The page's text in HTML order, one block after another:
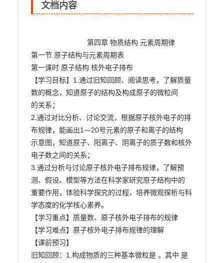
文档内容
第一节 原子结构与元素周期表
第一课时 原子结构 核外电子排布
【学习目标】1.通过旧知回顾、阅读思考，了解质量
数的概念，知道原子的结构及构成原子的微粒间
的关系；
2.通过对比分析、讨论交流，根据原子核外电子的排
布规律，能画出1⁓20号元素的原子和离子的结构
示意图，知道原子、阳离子、阴离子的质子数和核外
电子数之间的关系；
3.通过分析与讨论原子核外电子排布规律，了解预
测、假设、模型等方法在科学家研究原子结构中的
重要作用，体验科学探究的过程，培养微观探析与科
学态度的化学核心素养。
【学习重点】质量数、原子核外电子排布的规律
【学习难点】原子核外电子排布规律的理解
【课前预习】
旧知回顾：1.构成物质的三种基本微粒是 。其中 是